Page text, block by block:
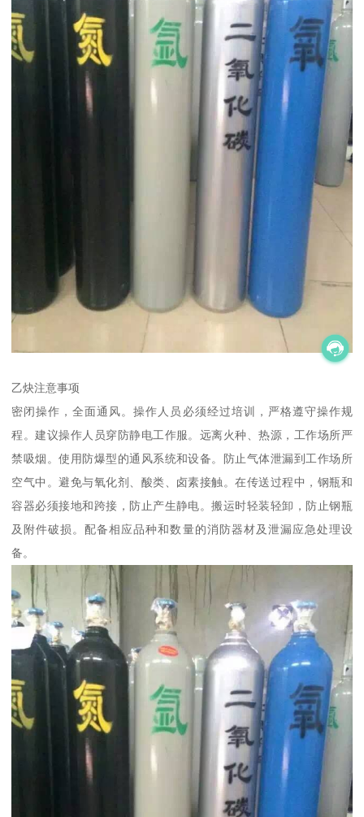
乙炔注意事项
密闭操作，全面通风。操作人员必须经过培训，严格遵守操作规
程。建议操作人员穿防静电工作服。远离火种、热源，工作场所严
禁吸烟。使用防爆型的通风系统和设备。防止气体泄漏到工作场所
空气中。避免与氧化剂、酸类、卤素接触。在传送过程中，钢瓶和
容器必须接地和跨接，防止产生静电。搬运时轻装轻卸，防止钢瓶
及附件破损。配备相应品种和数量的消防器材及泄漏应急处理设
备。